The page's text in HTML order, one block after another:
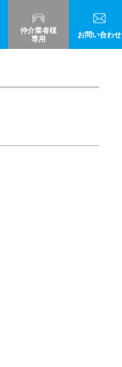
仲介業者様
専用
お問い合わせ